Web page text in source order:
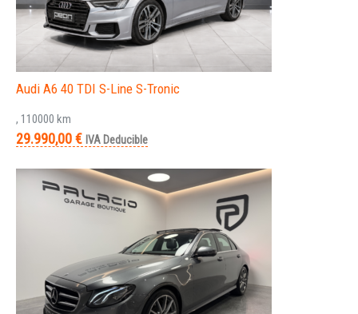
Audi A6 40 TDI S-Line S-Tronic
, 110000 km
29.990,00 € IVA Deducible